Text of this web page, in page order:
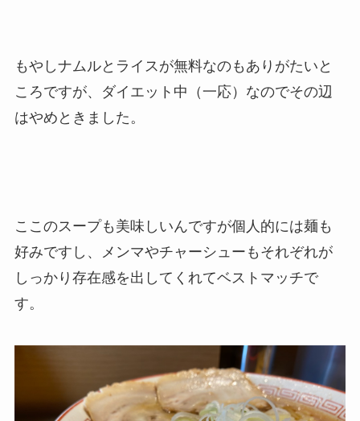
もやしナムルとライスが無料なのもありがたいと
ころですが、ダイエット中（一応）なのでその辺
はやめときました。
ここのスープも美味しいんですが個人的には麺も
好みですし、メンマやチャーシューもそれぞれが
しっかり存在感を出してくれてベストマッチで
す。